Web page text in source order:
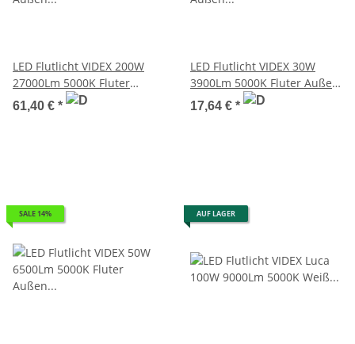
LED Flutlicht VIDEX 200W
27000Lm 5000K Fluter
Außen Strahler IP65
61,40 € *
LED Flutlicht VIDEX 30W
3900Lm 5000K Fluter Außen
Strahler IP65
17,64 € *
SALE 14% AUF LAGER